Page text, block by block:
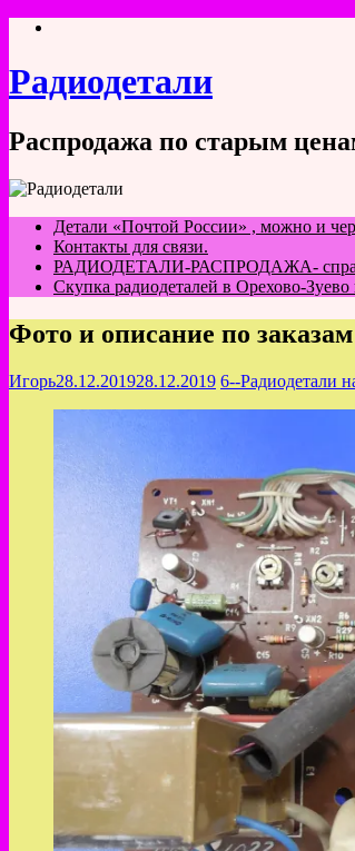
Перейти
содержимому
Радиодетали
Распродажа по старым
Детали «Почтой России» , можно и
Контакты для связи.
РАДИОДЕТАЛИ-РАСПРОДАЖА- справа
Скупка радиодеталей в Орехово-
Фото и описание по
Игорь28.12.201928.12.2019 6--Радиодетали